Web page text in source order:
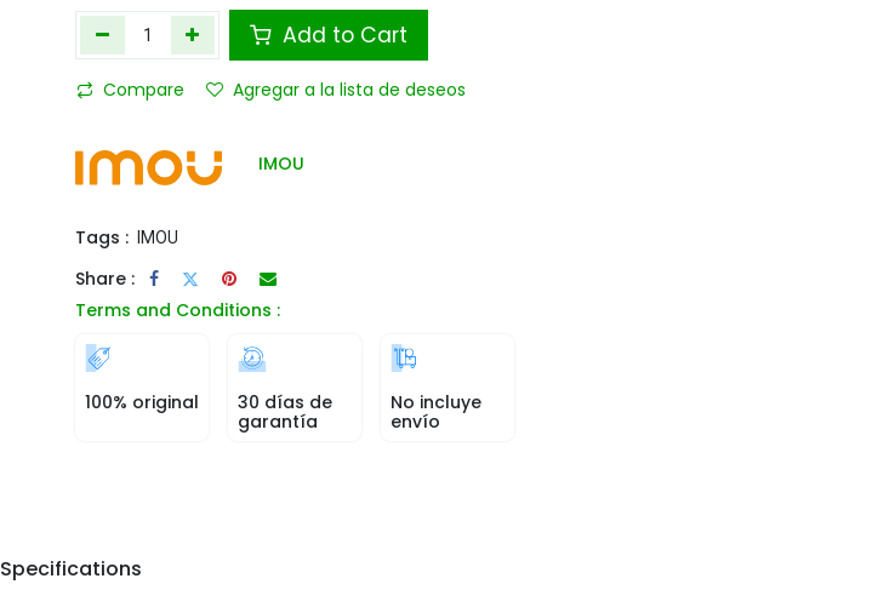
Add to Cart
Compare Agregar a la lista de deseos
IMOU
Tags : IMOU
Share :
Terms and Conditions :
100% original
30 días de
garantía
No incluye
envío
Specifications